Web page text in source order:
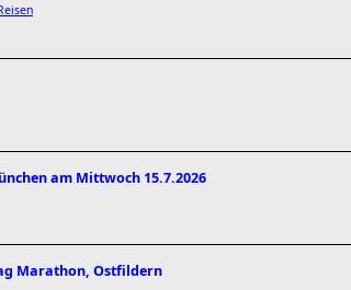
am Mittwoch 15.7.2026
Marathon, Ostfildern